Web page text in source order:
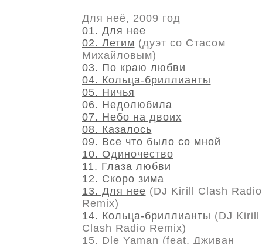
Для неё, 2009 год
01. Для нее
02. Летим (дуэт со Стасом
Михайловым)
03. По краю любви
04. Кольца-бриллианты
05. Ничья
06. Недолюбила
07. Небо на двоих
08. Казалось
09. Все что было со мной
10. Одиночество
11. Глаза любви
12. Скоро зима
13. Для нее (DJ Kirill Clash Radio
Remix)
14. Кольца-бриллианты (DJ Kirill
Clash Radio Remix)
15. Dle Yaman (feat. Дживан